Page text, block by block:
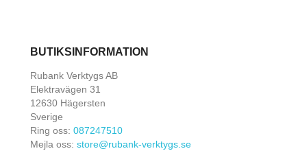
BUTIKSINFORMATION
Rubank Verktygs AB
Elektravägen 31
12630 Hägersten
Sverige
Ring oss: 087247510
Mejla oss: store@rubank-verktygs.se